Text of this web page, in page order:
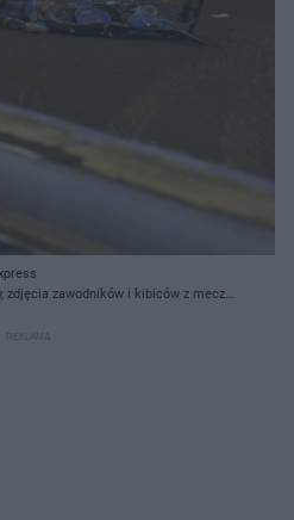
zdjęcia zawodników i kibiców z meczu